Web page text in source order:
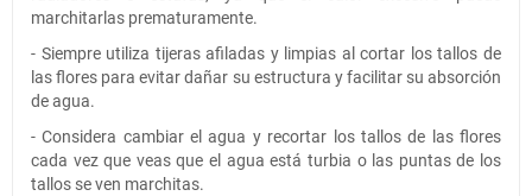
marchitarlas prematuramente.
- Siempre utiliza tijeras afiladas y limpias al cortar los tallos de
las flores para evitar dañar su estructura y facilitar su absorción
de agua.
- Considera cambiar el agua y recortar los tallos de las flores
cada vez que veas que el agua está turbia o las puntas de los
tallos se ven marchitas.